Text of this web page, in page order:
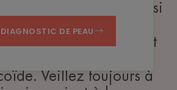
traité comporte lui aussi
risques. La règle de la
une méthode simple et
Veillez toujours à
DE PEAU